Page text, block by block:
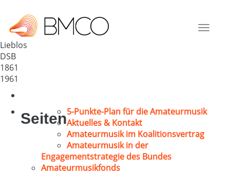
Toggle
Deutschland
63584
Lieblos
DSB
1861
1961
Seiten5-Punkte-Plan für die Amateurmusik
Aktuelles & Kontakt
Amateurmusik im Koalitionsvertrag
Amateurmusik in der
Engagementstrategie des Bundes
Amateurmusikfonds